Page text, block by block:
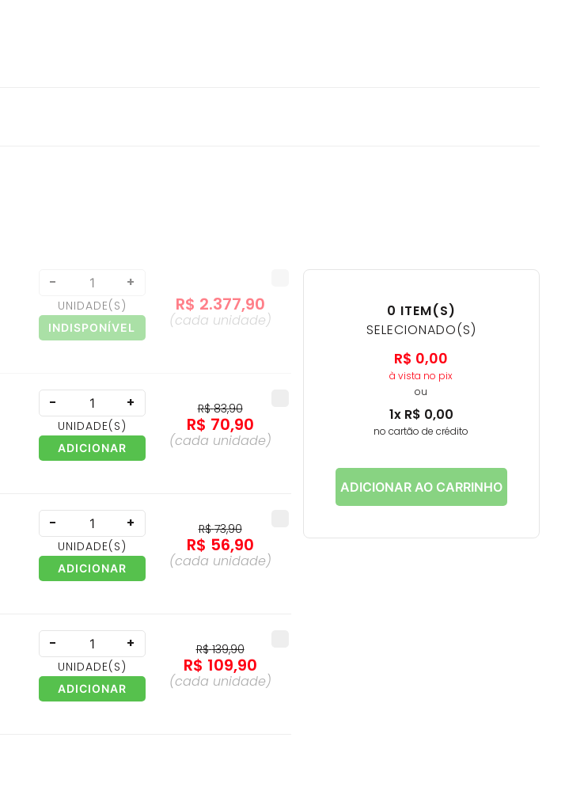
- +
UNIDADE(S)
INDISPONÍVEL
R$ 2.377,90
(cada unidade)
- +
UNIDADE(S)
ADICIONAR
R$ 83,90
R$ 70,90
(cada unidade)
- +
UNIDADE(S)
ADICIONAR
R$ 73,90
R$ 56,90
(cada unidade)
- +
UNIDADE(S)
ADICIONAR
R$ 139,90
R$ 109,90
(cada unidade)
0 ITEM(S)
SELECIONADO(S)
R$ 0,00
à vista no pix
ou
1x R$ 0,00
no cartão de crédito
ADICIONAR AO CARRINHO